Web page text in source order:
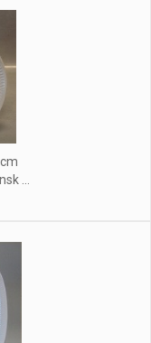
...